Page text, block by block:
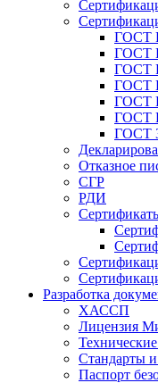
ГОСТ
ГОСТ
ГОСТ
ГОСТ
ГОСТ
ГОСТ
ГОСТ
Отказное
СГР
РДИ
Разработка
ХАССП
Лицензия
Стандарты
Паспорт